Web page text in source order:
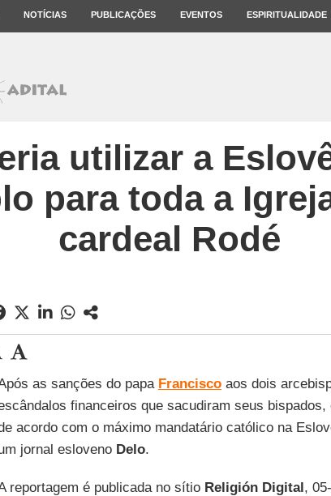
NOTÍCIAS PUBLICAÇÕES EVENTOS ESPIRITUALIDADE
utilizar a
para toda a
cardeal Rodé
as sanções do papa Franciscoaos dois
financeiros que sacudiram seus bispados,
acordo com o máximo mandatário católico na
jornal esloveno Delo.
reportagem é publicada no sítio Religión Digital,